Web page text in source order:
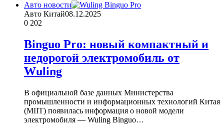
Авто новости
Авто Китай08.12.2025
0 202
Binguo Pro: новый компактный и
недорогой электромобиль от
Wuling
В официальной базе данных Министерства
промышленности и информационных технологий Китая
(MIIT) появилась информация о новой модели
электромобиля — Wuling Binguo…